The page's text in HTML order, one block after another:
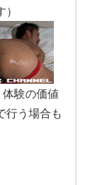
験の価値
行う場合も